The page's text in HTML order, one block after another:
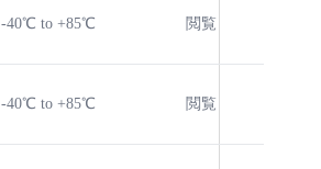
-40℃ to +85℃ 閲覧
-40℃ to +85℃ 閲覧